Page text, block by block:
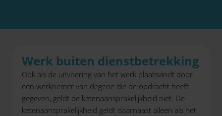
Werk buiten dienstbetrekking
Ook als de uitvoering van het werk plaatsvindt door
een werknemer van degene die de opdracht heeft
gegeven, geldt de ketenaansprakelijkheid niet. De
ketenaansprakelijkheid geldt daarnaast alleen als het